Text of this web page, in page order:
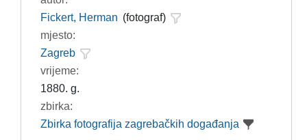
Fickert, Herman (fotograf)
mjesto:
Zagreb
vrijeme:
1880. g.
zbirka:
Zbirka fotografija zagrebačkih događanja